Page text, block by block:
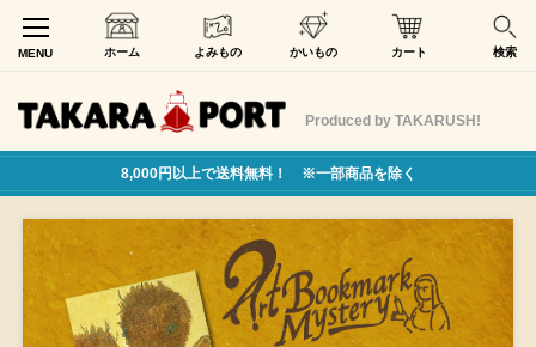
MENU ホーム よみもの かいもの カート 検索
Produced by TAKARUSH!
8,000円以上で送料無料！ ※一部商品を除く